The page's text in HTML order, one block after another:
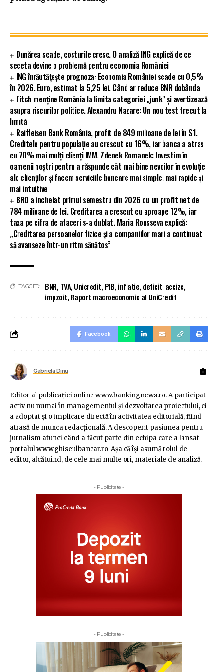
Dunărea scade, costurile cresc. O analiză ING explică de ce
seceta devine o problemă pentru economia României
ING înrăutățește prognoza: Economia României scade cu 0,5%
în 2026. Euro, estimat la 5,25 lei. Când ar reduce BNR dobânda
Fitch menține România la limita categoriei „junk” și avertizează
asupra riscurilor politice. Alexandru Nazare: Un nou test trecut la
limită
Raiffeisen Bank România, profit de 849 milioane de lei în S1.
Creditele pentru populație au crescut cu 16%, iar banca a atras
cu 70% mai mulți clienți IMM. Zdenek Romanek: Investim în
oamenii noștri pentru a răspunde cât mai bine nevoilor în evoluție
ale clienților și facem serviciile bancare mai simple, mai rapide și
mai intuitive
BRD a încheiat primul semestru din 2026 cu un profit net de
784 milioane de lei. Creditarea a crescut cu aproape 12%, iar
taxa pe cifra de afaceri s-a dublat. Maria Rousseva explică:
„Creditarea persoanelor fizice și a companiilor mari a continuat
să avanseze într-un ritm sănătos”
TAGGED: BNR, TVA, Unicredit, PIB, inflatie, deficit, accize,
impzoit, Raport macroeconomic al UniCredit
Facebook
Gabriela Dinu
Editor al publicaţiei online www.bankingnews.ro. A participat
activ nu numai în managementul şi dezvoltarea proiectului, ci
a adoptat şi o implicare directă în activitatea editorială, fiind
atrasă de munca redacţională. A descoperit pasiunea pentru
jurnalism atunci când a făcut parte din echipa care a lansat
portalul www.ghiseulbancar.ro. Așa că îşi asumă rolul de
editor, alcătuind, de cele mai multe ori, materiale de analiză.
- Publicitate -
- Publicitate -